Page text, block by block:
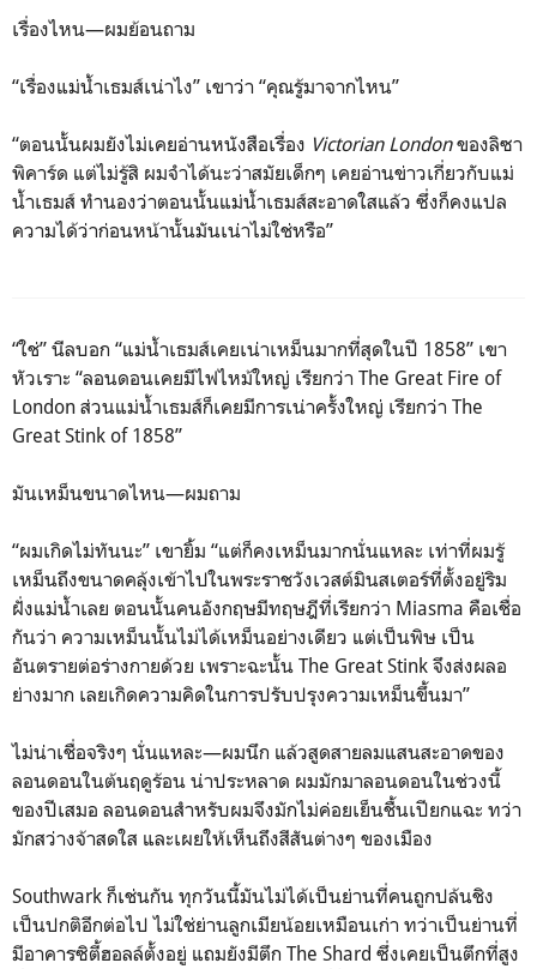
เรื่องไหน—ผมย้อนถาม
“เรื่องแม่น้ำเธมส์เน่าไง” เขาว่า “คุณรู้มาจากไหน”
“ตอนนั้นผมยังไม่เคยอ่านหนังสือเรื่อง Victorian Londonของลิซา
พิคาร์ด แต่ไม่รู้สิ ผมจำได้นะว่าสมัยเด็กๆ เคยอ่านข่าวเกี่ยวกับแม่
น้ำเธมส์ ทำนองว่าตอนนั้นแม่น้ำเธมส์สะอาดใสแล้ว ซึ่งก็คงแปล
ความได้ว่าก่อนหน้านั้นมันเน่าไม่ใช่หรือ”
“ใช่” นีลบอก “แม่น้ำเธมส์เคยเน่าเหม็นมากที่สุดในปี 1858” เขา
หัวเราะ “ลอนดอนเคยมีไฟไหม้ใหญ่ เรียกว่า The Great Fire of
London ส่วนแม่น้ำเธมส์ก็เคยมีการเน่าครั้งใหญ่ เรียกว่า The
Great Stink of 1858”
มันเหม็นขนาดไหน—ผมถาม
“ผมเกิดไม่ทันนะ” เขายิ้ม “แต่ก็คงเหม็นมากนั่นแหละ เท่าที่ผมรู้
เหม็นถึงขนาดคลุ้งเข้าไปในพระราชวังเวสต์มินสเตอร์ที่ตั้งอยู่ริม
ฝั่งแม่น้ำเลย ตอนนั้นคนอังกฤษมีทฤษฎีที่เรียกว่า Miasma คือเชื่อ
กันว่า ความเหม็นนั้นไม่ได้เหม็นอย่างเดียว แต่เป็นพิษ เป็น
อันตรายต่อร่างกายด้วย เพราะฉะนั้น The Great Stink จึงส่งผลอ
ย่างมาก เลยเกิดความคิดในการปรับปรุงความเหม็นขึ้นมา”
ไม่น่าเชื่อจริงๆ นั่นแหละ—ผมนึก แล้วสูดสายลมแสนสะอาดของ
ลอนดอนในต้นฤดูร้อน น่าประหลาด ผมมักมาลอนดอนในช่วงนี้
ของปีเสมอ ลอนดอนสำหรับผมจึงมักไม่ค่อยเย็นชื้นเปียกแฉะ ทว่า
มักสว่างจ้าสดใส และเผยให้เห็นถึงสีสันต่างๆ ของเมือง
Southwark ก็เช่นกัน ทุกวันนี้มันไม่ได้เป็นย่านที่คนถูกปล้นชิง
เป็นปกติอีกต่อไป ไม่ใช่ย่านลูกเมียน้อยเหมือนเก่า ทว่าเป็นย่านที่
มีอาคารซิตี้ฮอลล์ตั้งอยู่ แถมยังมีตึก The Shard ซึ่งเคยเป็นตึกที่สูง